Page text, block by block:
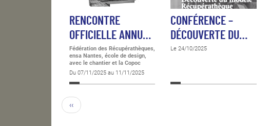
RENCONTRE
OFFICIELLE ANNU…
Fédération des Récupérathèques,
ensa Nantes, école de design,
avec le chantier et la Copoc
Du 07/11/2025 au 11/11/2025
CONFÉRENCE –
DÉCOUVERTE DU…
Le 24/10/2025
‹‹